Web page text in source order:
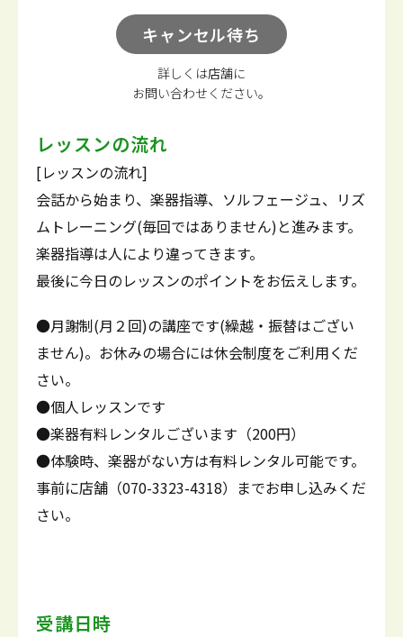
キャンセル待ち
詳しくは店舗に
お問い合わせください。
レッスンの流れ
[レッスンの流れ]
会話から始まり、楽器指導、ソルフェージュ、リズ
ムトレーニング(毎回ではありません)と進みます。
楽器指導は人により違ってきます。
最後に今日のレッスンのポイントをお伝えします。
●月謝制(月２回)の講座です(繰越・振替はござい
ません)。お休みの場合には休会制度をご利用くだ
さい。
●個人レッスンです
●楽器有料レンタルございます（200円）
●体験時、楽器がない方は有料レンタル可能です。
事前に店舗（070-3323-4318）までお申し込みくだ
さい。
受講日時